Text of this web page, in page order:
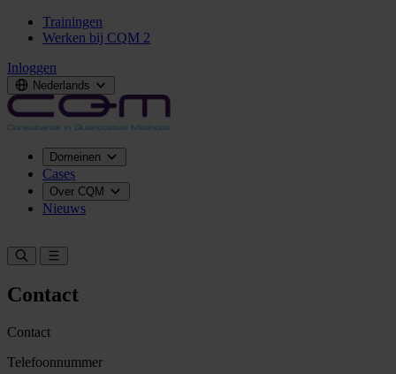
Trainingen
Werken bij CQM 2
Inloggen
Nederlands
Domeinen
Cases
Over CQM
Nieuws
Contact
Contact
Telefoonnummer